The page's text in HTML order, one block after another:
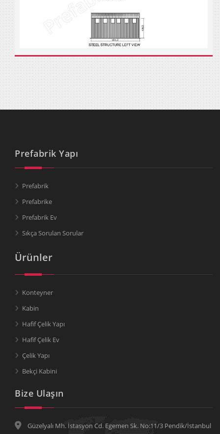
Prefabrik Yapı
Prefabrik
Prefabrike
Prefabrik Ev
Sıkça Sorulan Sorular
Ürünler
Konteyner
Kabin
Hafif Çelik Yapı
Hafif Çelik Ev
Çelik Yapı
Bekçi Kabini
Bize Ulaşın
Güzelyalı Mh. İstasyon Cd. Egemen Sk. No:11/3 Pendik/İstanbul